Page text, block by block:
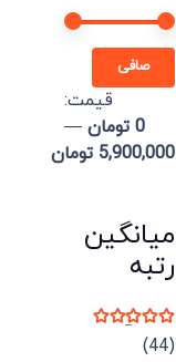
صافی
قيمت:
0 تومان
—
5,900,000 تومان
میانگین
رتبه
نمره
(44)